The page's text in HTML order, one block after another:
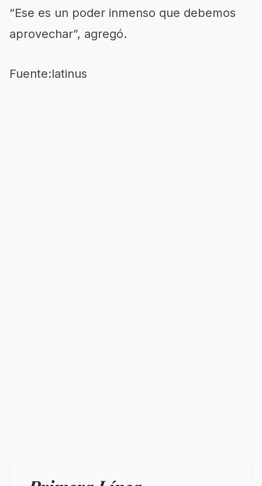
“Ese es un poder inmenso que debemos
aprovechar”, agregó.
Fuente:latinus